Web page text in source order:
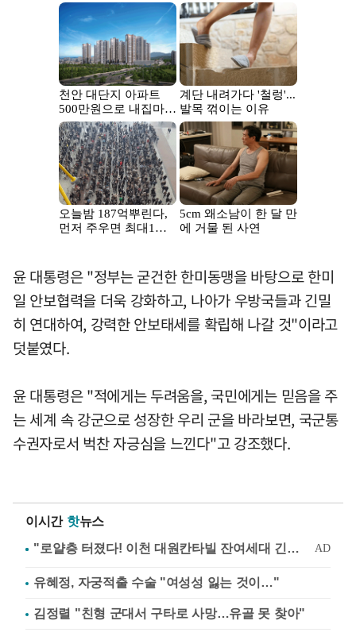
윤 대통령은 "정부는 굳건한 한미동맹을 바탕으로 한미
일 안보협력을 더욱 강화하고, 나아가 우방국들과 긴밀
히 연대하여, 강력한 안보태세를 확립해 나갈 것"이라고
덧붙였다.
윤 대통령은 "적에게는 두려움을, 국민에게는 믿음을 주
는 세계 속 강군으로 성장한 우리 군을 바라보면, 국군통
수권자로서 벅찬 자긍심을 느낀다"고 강조했다.
이시간 핫뉴스
유혜정, 자궁적출 수술 "여성성 잃는 것이…"
김정렬 "친형 군대서 구타로 사망…유골 못 찾아"